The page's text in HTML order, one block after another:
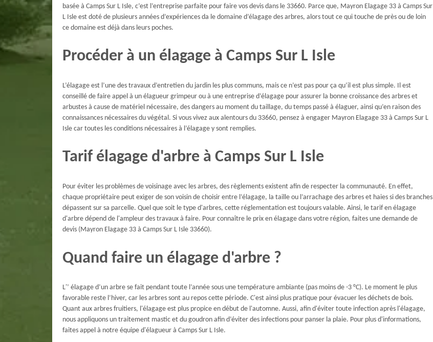
basée à Camps Sur L Isle, c’est l’entreprise parfaite pour faire vos devis dans le 33660. Parce que, Mayron Elagage 33 à Camps Sur
L Isle est doté de plusieurs années d’expériences da le domaine d’élagage des arbres, alors tout ce qui touche de près ou de loin
ce domaine est déjà dans leurs poches.
Procéder à un élagage à Camps Sur L Isle
L’élagage est l’une des travaux d’entretien du jardin les plus communs, mais ce n’est pas pour ça qu’il est plus simple. Il est
conseillé de faire appel à un élagueur grimpeur ou à une entreprise d’élagage pour assurer la bonne croissance des arbres et
arbustes à cause de matériel nécessaire, des dangers au moment du taillage, du temps passé à élaguer, ainsi qu’en raison des
connaissances nécessaires du végétal. Si vous vivez aux alentours du 33660, pensez à engager Mayron Elagage 33 à Camps Sur L
Isle car toutes les conditions nécessaires à l’élagage y sont remplies.
Tarif élagage d'arbre à Camps Sur L Isle
Pour éviter les problèmes de voisinage avec les arbres, des règlements existent afin de respecter la communauté. En effet,
chaque propriétaire peut exiger de son voisin de choisir entre l’élagage, la taille ou l’arrachage des arbres et haies si des branches
dépassent sur sa parcelle. Quel que soit le type d'arbres, cette réglementation est toujours valable. Ainsi, le tarif en élagage
d'arbre dépend de l'ampleur des travaux à faire. Pour connaître le prix en élagage dans votre région, faites une demande de
devis (Mayron Elagage 33 à Camps Sur L Isle 33660).
Quand faire un élagage d'arbre ?
L'’ élagage d’un arbre se fait pendant toute l’année sous une température ambiante (pas moins de -3 °C). Le moment le plus
favorable reste l’hiver, car les arbres sont au repos cette période. C'est ainsi plus pratique pour évacuer les déchets de bois.
Quant aux arbres fruitiers, l'élagage est plus propice en début de l'automne. Aussi, afin d'éviter toute infection après l'élagage,
nous appliquons un traitement mastic et du goudron afin d’éviter des infections pour panser la plaie. Pour plus d'informations,
faites appel à notre équipe d'élagueur à Camps Sur L Isle.